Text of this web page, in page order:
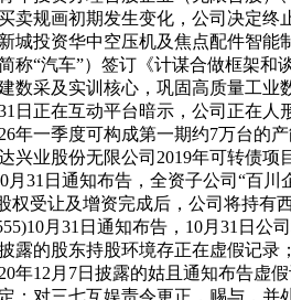
卖规画初期发生变化，公司决定
城投资华中空压机及焦点配件智能
称“汽车”）签订《计谋合做框架
数采及实训核心，巩固高质量工
日正在互动平台暗示，公司正在
年一季度可构成第一期约7万台的
兴业股份无限公司2019年可转债
月31日通知布告，全资子公司“百
权受让及增资完成后，公司将持
月31日通知布告，10月31日
露的股东持股环境存正在虚假记
年12月7日披露的姑且通知布告虚
：对三七互娱责令更正，赐与，并